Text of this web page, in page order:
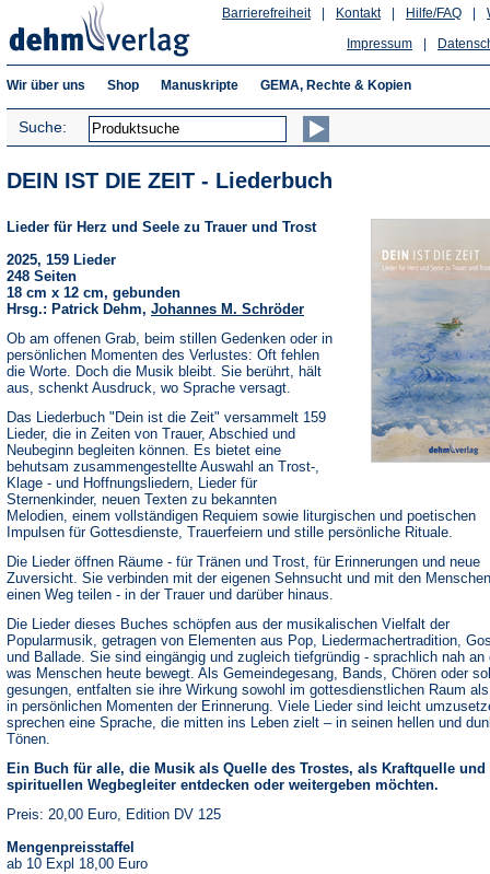
Hilfe/FAQ
Kontakt
Barrierefreiheit
Impressum
Wir über uns Shop Manuskripte GEMA, Rechte & Kopien
Suche:
DEIN IST DIE ZEIT - Liederbuch
Lieder für Herz und Seele zu Trauer und Trost
2025, 159 Lieder
248 Seiten
18 cm x 12 cm, gebunden
Hrsg.: Patrick Dehm, Johannes M. Schröder
Ob am offenen Grab, beim stillen Gedenken oder in
persönlichen Momenten des Verlustes: Oft fehlen
die Worte. Doch die Musik bleibt. Sie berührt, hält
aus, schenkt Ausdruck, wo Sprache versagt.
Das Liederbuch "Dein ist die Zeit" versammelt 159
Lieder, die in Zeiten von Trauer, Abschied und
Neubeginn begleiten können. Es bietet eine
behutsam zusammengestellte Auswahl an Trost-,
Klage - und Hoffnungsliedern, Lieder für
Sternenkinder, neuen Texten zu bekannten
Melodien, einem vollständigen Requiem sowie liturgischen und poetischen
Impulsen für Gottesdienste, Trauerfeiern und stille persönliche Rituale.
Die Lieder öffnen Räume - für Tränen und Trost, für Erinnerungen und neue
Zuversicht. Sie verbinden mit der eigenen Sehnsucht und mit den
einen Weg teilen - in der Trauer und darüber hinaus.
Die Lieder dieses Buches schöpfen aus der musikalischen Vielfalt der
Popularmusik, getragen von Elementen aus Pop, Liedermachertradition,
und Ballade. Sie sind eingängig und zugleich tiefgründig - sprachlich nah an
was Menschen heute bewegt. Als Gemeindegesang, Bands, Chören oder
gesungen, entfalten sie ihre Wirkung sowohl im gottesdienstlichen Raum
in persönlichen Momenten der Erinnerung. Viele Lieder sind leicht
sprechen eine Sprache, die mitten ins Leben zielt – in seinen hellen und
Tönen.
Ein Buch für alle, die Musik als Quelle des Trostes, als Kraftquelle und
spirituellen Wegbegleiter entdecken oder weitergeben möchten.
Preis: 20,00 Euro, Edition DV 125
Mengenpreisstaffel
ab 10 Expl 18,00 Euro